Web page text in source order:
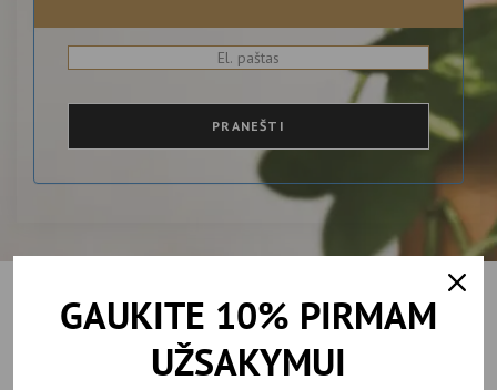
PRANEŠTI
Rekomenduojamos
prekės
GAUKITE 10% PIRMAM
UŽSAKYMUI